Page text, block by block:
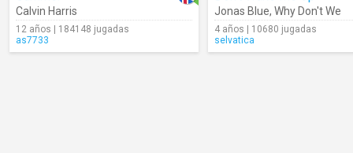
Calvin Harris
12 años | 184148 jugadas
as7733
Jonas Blue, Why Don't We
4 años | 10680 jugadas
selvatica